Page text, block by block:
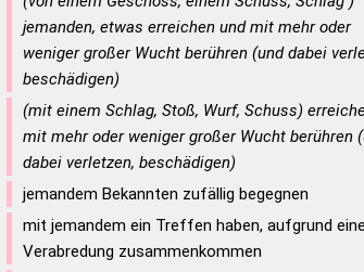
jemanden, etwas erreichen und mit mehr oder
weniger großer Wucht berühren (und dabei
beschädigen)
(mit einem Schlag, Stoß, Wurf, Schuss)
mit mehr oder weniger großer Wucht berühren
dabei verletzen, beschädigen)
jemandem Bekannten zufällig begegnen
mit jemandem ein Treffen haben, aufgrund
Verabredung zusammenkommen